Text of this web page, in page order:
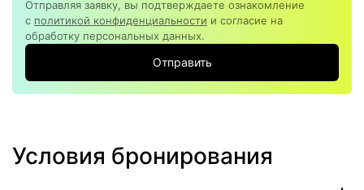
Отправляя заявку, вы подтверждаете ознакомление
с политикой конфиденциальности и согласие на
обработку персональных данных.
Отправить
Условия бронирования